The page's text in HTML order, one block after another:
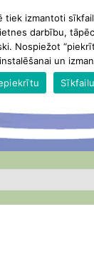
tiek izmantoti
darbību,
Nospiežot
un